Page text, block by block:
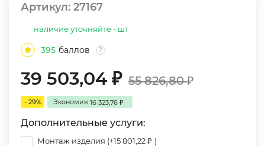
Артикул: 27167
наличие уточняйте - шт
395 баллов ?
39 503,04 ₽ 55 826,80₽
- 29% Экономия 16 323,76 ₽
Дополнительные услуги:
Монтаж изделия (+15 801,22 ₽ )